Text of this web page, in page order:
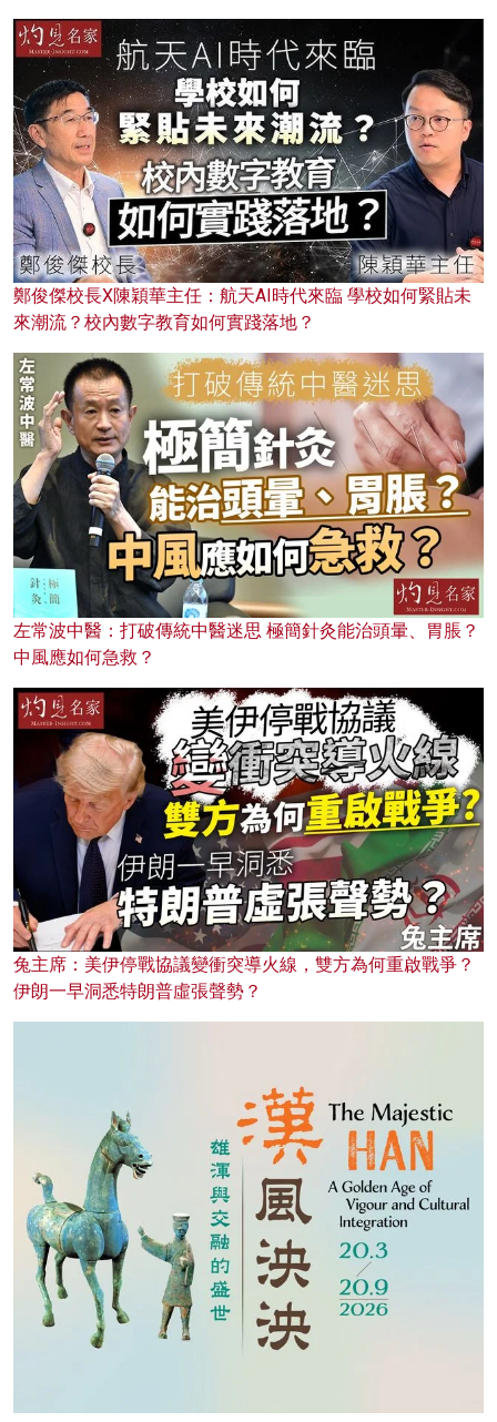
鄭俊傑校長X陳穎華主任：航天AI時代來臨 學校如何緊貼未
來潮流？校內數字教育如何實踐落地？
左常波中醫：打破傳統中醫迷思 極簡針灸能治頭暈、胃脹？
中風應如何急救？
兔主席：美伊停戰協議變衝突導火線，雙方為何重啟戰爭？
伊朗一早洞悉特朗普虛張聲勢？